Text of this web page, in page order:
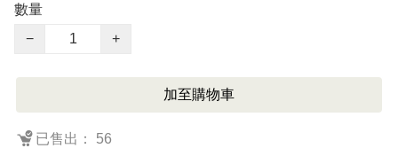
數量
−
+
加至購物車
已售出： 56